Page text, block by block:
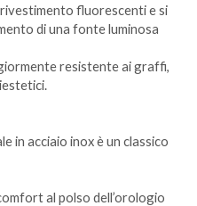
fluorescenti e si
di una fonte luminosa
resistente ai graffi,
in acciaio inox è un classico
al polso dell’orologio